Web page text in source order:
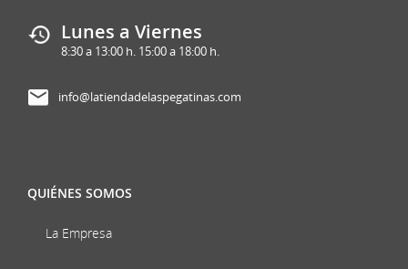
Lunes a Viernes
8:30 a 13:00 h. 15:00 a 18:00 h.
info@latiendadelaspegatinas.com
QUIÉNES SOMOS
La Empresa